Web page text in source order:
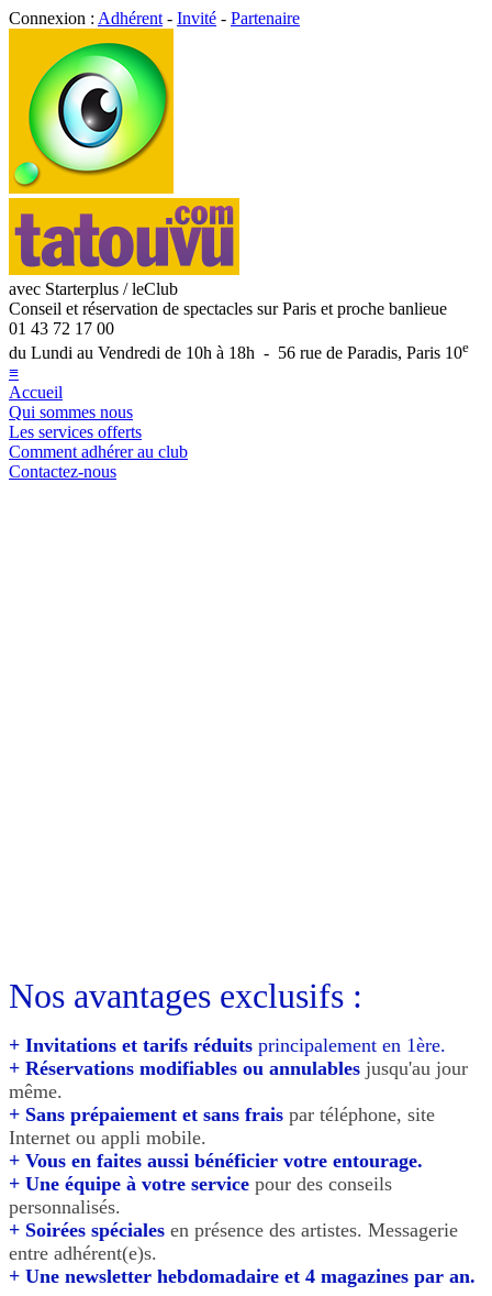
Connexion : Adhérent - Invité - Partenaire
avec Starterplus / leClub
Conseil et réservation de spectacles sur Paris et proche banlieue
01 43 72 17 00
du Lundi au Vendredi de 10h à 18h - 56 rue de Paradis, Paris 10e
≡
Accueil
Qui sommes nous
Les services offerts
Comment adhérer au club
Contactez-nous
Nos avantages exclusifs :
+ Invitations et tarifs réduits principalement en 1ère.
+ Réservations modifiables ou annulables jusqu'au jour
même.
+ Sans prépaiement et sans frais par téléphone, site
Internet ou appli mobile.
+ Vous en faites aussi bénéficier votre entourage.
+ Une équipe à votre service pour des conseils
personnalisés.
+ Soirées spéciales en présence des artistes. Messagerie
entre adhérent(e)s.
+ Une newsletter hebdomadaire et 4 magazines par an.